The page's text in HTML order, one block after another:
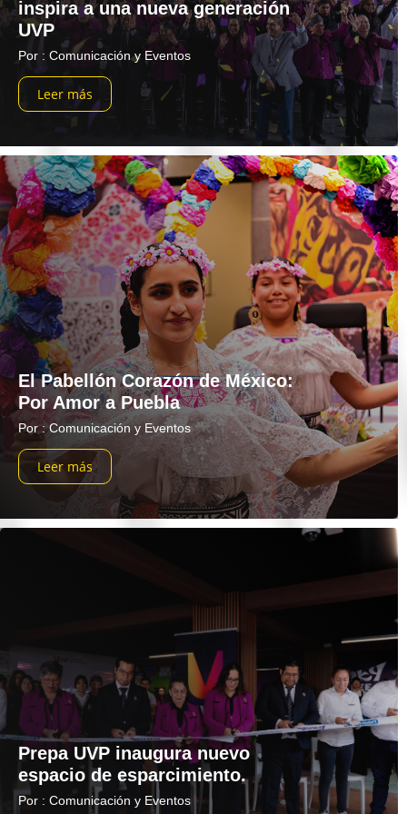
inspira a una nueva generación
UVP
Por : Comunicación y Eventos
Leer más
El Pabellón Corazón de México:
Por Amor a Puebla
Por : Comunicación y Eventos
Leer más
Prepa UVP inaugura nuevo
espacio de esparcimiento.
Por : Comunicación y Eventos